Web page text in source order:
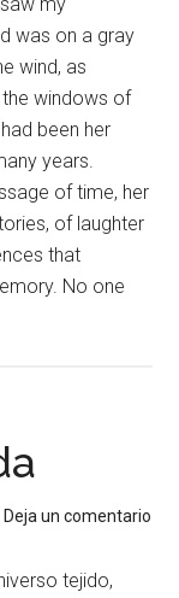
was on a gray
wind, as
windows of
been her
years.
of time, her
of laughter
that
No one
Deja un comentario
tejido,